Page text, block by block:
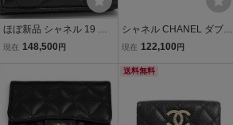
ほぼ新品 シャネル 19 デ
ィズヌフ ココマーク マト
スキン AP1789
現在 148,500 円
シャネル CHANEL ダブル
ココ マトラッセ クラシッ
レット 三つ折り財布 ココ
P1175 中古
現在 122,100 円
送料無料